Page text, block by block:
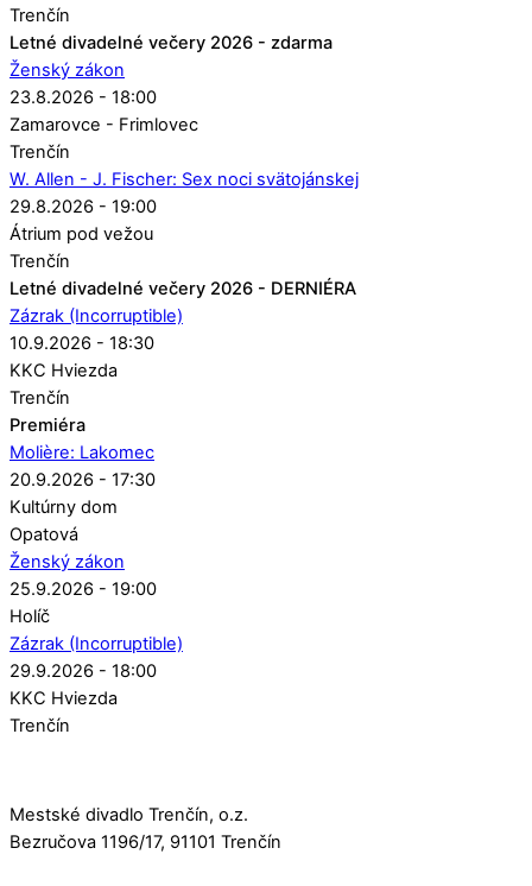
Trenčín
Letné divadelné večery 2026 - zdarma
Ženský zákon
23.8.2026 - 18:00
Zamarovce - Frimlovec
Trenčín
W. Allen - J. Fischer: Sex noci svätojánskej
29.8.2026 - 19:00
Átrium pod vežou
Trenčín
Letné divadelné večery 2026 - DERNIÉRA
Zázrak (Incorruptible)
10.9.2026 - 18:30
KKC Hviezda
Trenčín
Premiéra
Molière: Lakomec
20.9.2026 - 17:30
Kultúrny dom
Opatová
Ženský zákon
25.9.2026 - 19:00
Holíč
Zázrak (Incorruptible)
29.9.2026 - 18:00
KKC Hviezda
Trenčín
Mestské divadlo Trenčín, o.z.
Bezručova 1196/17, 91101 Trenčín